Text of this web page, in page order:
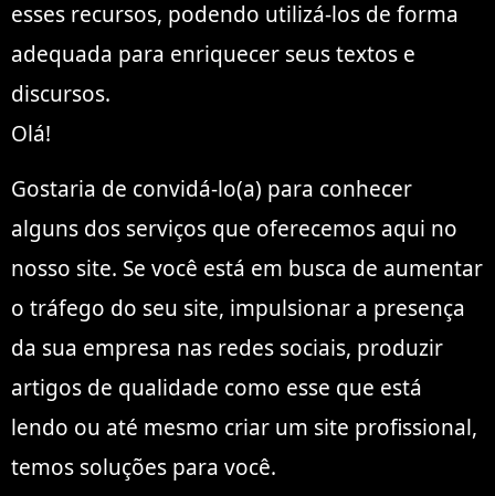
esses recursos, podendo utilizá-los de forma
adequada para enriquecer seus textos e
discursos.
Olá!
Gostaria de convidá-lo(a) para conhecer
alguns dos serviços que oferecemos aqui no
nosso site. Se você está em busca de aumentar
o tráfego do seu site, impulsionar a presença
da sua empresa nas redes sociais, produzir
artigos de qualidade como esse que está
lendo ou até mesmo criar um site profissional,
temos soluções para você.